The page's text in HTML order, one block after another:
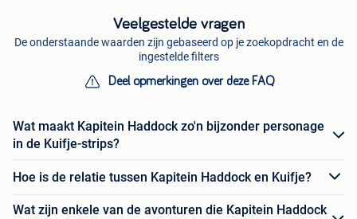
Veelgestelde vragen
De onderstaande waarden zijn gebaseerd op je zoekopdracht en de
ingestelde filters
Deel opmerkingen over deze FAQ
Wat maakt Kapitein Haddock zo'n bijzonder personage
in de Kuifje-strips?
Hoe is de relatie tussen Kapitein Haddock en Kuifje?
Wat zijn enkele van de avonturen die Kapitein Haddock